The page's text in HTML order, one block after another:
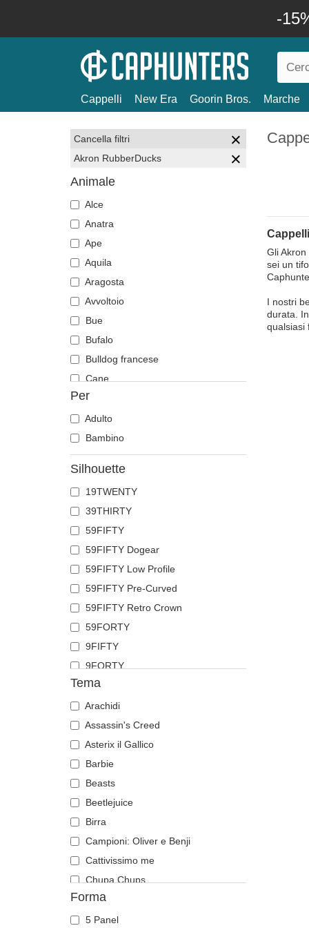
-
Cappelli New Era Goorin Bros. Marche
Cancella filtri
Akron RubberDucks
Animale
Alce
Anatra
Ape
Aquila
Aragosta
Avvoltoio
Bue
Bufalo
Bulldog francese
Cane
Capra
Cavallo
Cervo
Chihuahua
Coccodrillo
Colomba
Corvo
Coyote
Delfino
Dobermann
Drago
Farfalla
Fenice
Fenicottero
Foca
Formica
Gabbiano
Gallo
Gatto
Ghepardo
Granchio
Gufo
Ippopotamo
Labrador retriever
Leone
Leonessa
Libellula
Lucciola
Per
Adulto
Bambino
Silhouette
19TWENTY
39THIRTY
59FIFTY
59FIFTY Dogear
59FIFTY Low Profile
59FIFTY Pre-Curved
59FIFTY Retro Crown
59FORTY
9FIFTY
9FORTY
9FORTY APEX
9FORTY M-Crown
9SEVENTY
9TWENTY
A Frame
Casual Classic
E Frame
Open Back
Runner
The 90s
The Ball
The Retro
The Snap
Tema
Arachidi
Assassin's Creed
Asterix il Gallico
Barbie
Beasts
Beetlejuice
Birra
Campioni: Oliver e Benji
Cattivissimo me
Chupa Chups
Città e Spiagge
Cocktail
Forma
5 Panel
Gli
sei un
I nostri
durata.
qualsiasi